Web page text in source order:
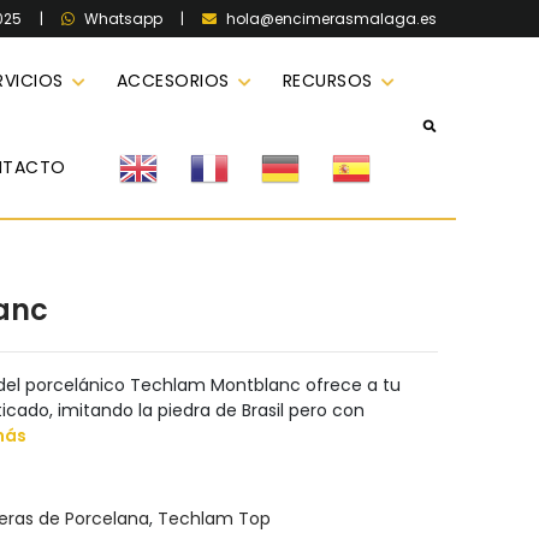
| Whatsapp | hola@encimerasmalaga.es
ACCESORIOS RECURSOS
porcelánico Techlam Montblanc ofrece a tu
imitando la piedra de Brasil pero con
de Porcelana, Techlam Top